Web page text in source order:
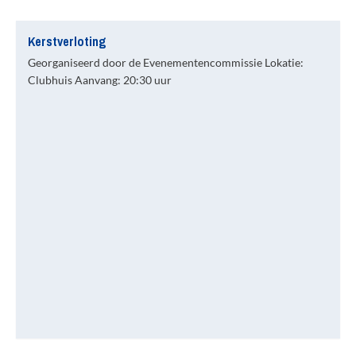
Kerstverloting
Georganiseerd door de Evenementencommissie Lokatie:
Clubhuis Aanvang: 20:30 uur